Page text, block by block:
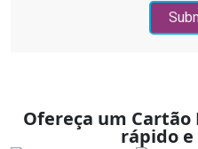
Ofereça um
rápido